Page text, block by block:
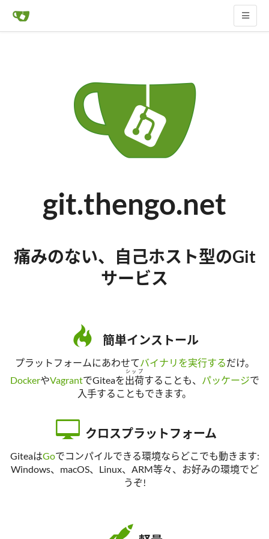
git.thengo.net
痛みのない、自己ホスト型のGit
サービス
簡単インストール
プラットフォームにあわせてバイナリを実行するだけ。
DockerやVagrantでGiteaを出荷
シップ
することも、 パッケージで
入手することもできます。
クロスプラットフォーム
GiteaはGoでコンパイルできる環境ならどこでも動きます:
Windows、macOS、Linux、ARM等々、お好みの環境でど
うぞ!